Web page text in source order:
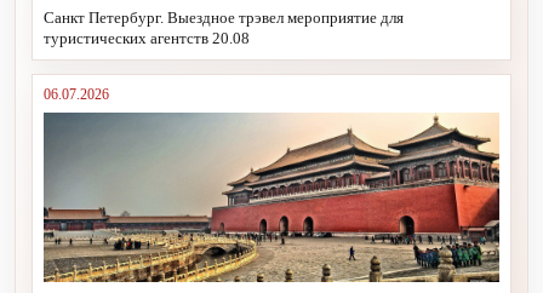
Санкт Петербург. Выездное трэвел мероприятие для
туристических агентств 20.08
06.07.2026